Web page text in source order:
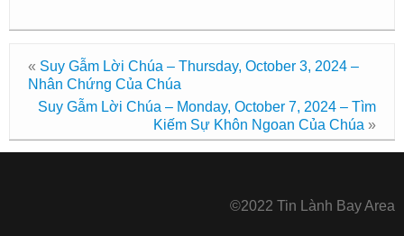
« Suy Gẫm Lời Chúa – Thursday, October 3, 2024 –
Nhân Chứng Của Chúa
Suy Gẫm Lời Chúa – Monday, October 7, 2024 – Tìm
Kiếm Sự Khôn Ngoan Của Chúa »
©2022 Tin Lành Bay Area